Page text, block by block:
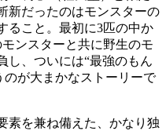
新だったのはモンスターの
ること。最初に3匹の中か
ンスターと共に野生のモ
し、ついには“最強のもん
が大まかなストーリーで
素を兼ね備えた、かなり独